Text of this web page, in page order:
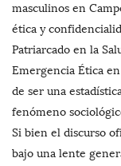
masculinos en
ética y
Patriarcado en la
Emergencia Ética
de ser una
fenómeno
Si bien el discurso
bajo una lente